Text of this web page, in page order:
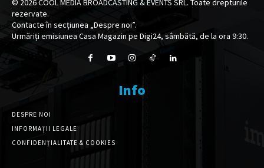
© 2026COOL MEDIA BROADCASTING & EVENTS SRL. Toate drepturile
rezervate.
Contacte în secțiunea „Despre noi”.
Urmăriți emisiunea Casa Magazin pe Digi24, sâmbătă, de la ora 9:30.
Info
DESPRE NOI
INFORMAȚII LEGALE
CONFIDENȚIALITATE & COOKIES